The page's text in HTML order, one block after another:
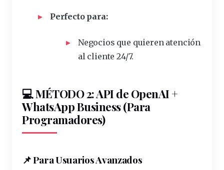
Perfecto para:
Negocios que quieren atención
al cliente 24/7.
💻 MÉTODO 2: API de OpenAI +
WhatsApp Business (Para
Programadores)
📌 Para Usuarios Avanzados